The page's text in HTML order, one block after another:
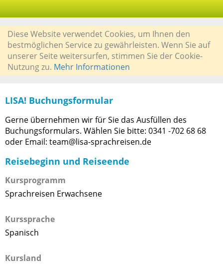
Diese Website verwendet Cookies, um Ihnen den
bestmöglichen Service zu gewährleisten. Wenn Sie auf
unserer Seite weitersurfen, stimmen Sie der Cookie-
Nutzung zu. Mehr Informationen
LISA! Buchungsformular
Gerne übernehmen wir für Sie das Ausfüllen des
Buchungsformulars. Wählen Sie bitte: 0341 -702 68 68
oder Email: team@lisa-sprachreisen.de
Reisebeginn und Reiseende
Kursprogramm
Sprachreisen Erwachsene
Kurssprache
Spanisch
Kursland